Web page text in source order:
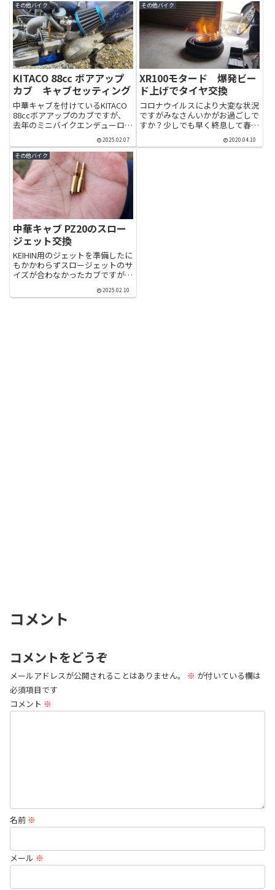
その他バイク
KITACO 88cc ボアアップ
カブ キャブセッティング
中華キャブを付けているKITACO
88ccボアアップのカブですが、
去年のミニバイクエンデューロで
アスクリューでも調整できなかっ
たので今年はジェットセットを購
入しました。商品写真を見て同じ
感じのものを購入。購入...
2025.02.07
その他バイク
XR100モタード 爆発ビー
ド上げでタイヤ交換
コロナウイルスにより大変な状況
ですがみなさんいかがお過ごしで
すか？少しでも早く終息して春の
けることを願っています。本題で
2020.04.10
その他バイク
中華キャブ PZ20のスロー
ジェット交換
KEIHIN用のジェットを準備したに
もかかわらずスロージェットのサ
イズが合わなかったカブですが、
ットが合うらしいけどレースに間
2025.02.10
コメント
コメントをどうぞ
メールアドレスが公開されることはありません。 ※ が付いている欄は
必須項目です
コメント ※
名前 ※
メール ※